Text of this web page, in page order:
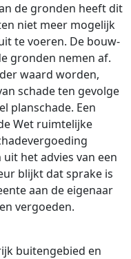
de gronden heeft dit
niet meer mogelijk
te voeren. De bouw-
gronden nemen af.
waard worden,
schade ten gevolge
planschade. Een
Wet ruimtelijke
het advies van een
blijkt dat sprake is
aan de eigenaar
vergoeden.
buitengebied en